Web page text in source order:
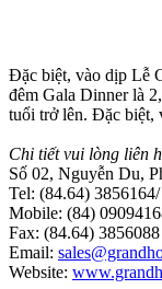
Đặc biệt, vào dịp Lễ
đêm Gala Dinner là
tuổi trở lên. Đặc biệt,
Chi tiết vui lòng liên
Số 02, Nguyễn Du,
Tel: (84.64)
Mobile: (84)
Fax: (84.64) 3856088
Email:
Website: